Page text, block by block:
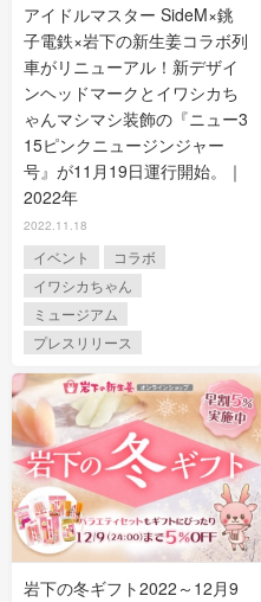
アイドルマスター SideM×銚
子電鉄×岩下の新生姜コラボ列
車がリニューアル！新デザイ
ンヘッドマークとイワシカち
ゃんマシマシ装飾の『ニュー3
15ピンクニュージンジャー
号』が11月19日運行開始。｜
2022年
2022.11.18
イベント
コラボ
イワシカちゃん
ミュージアム
プレスリリース
岩下の冬ギフト2022～12月9